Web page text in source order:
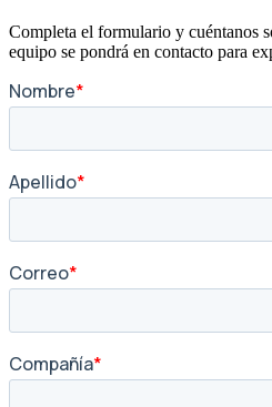
Completa el formulario y cuéntanos
equipo se pondrá en contacto para